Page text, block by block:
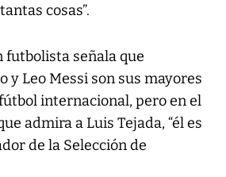
cosas”.
futbolista señala que
y Leo Messi son sus mayores
internacional, pero en el
admira a Luis Tejada, “él es
de la Selección de